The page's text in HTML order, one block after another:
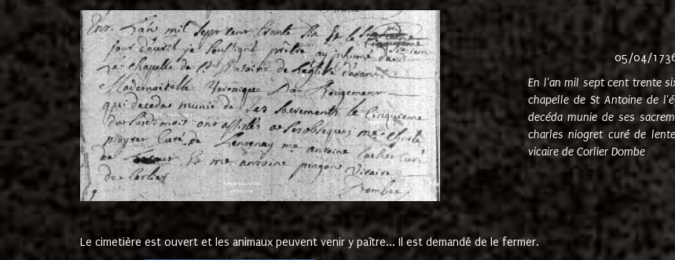
05/04/1736
En l'an mil sept cent trente
chapelle de St Antoine de
decéda munie de ses
charles niogret curé de
vicaire de Corlier Dombe
Le cimetière est ouvert et les animaux peuvent venir y paître... Il est demandé de le fermer.